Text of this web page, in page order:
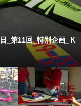
_第11回_特別企画_Ｋ